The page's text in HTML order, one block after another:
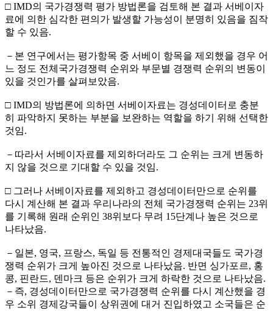
□ IMD의 국가경쟁력 평가 방법론을 검토해 본 결과 서베이자
료에 의한 심각한 편의가 발생할 가능성이 분명히 있음을 짐작
할 수 있음.
－본 연구에서는 평가항목 중 서베이 항목을 제외했을 경우 어
느 정도 전체국가경쟁력 순위와 부문별 경쟁력 순위의 변동이
있을 것인가를 살펴보았음.
□ IMD의 방법론에 의하면 서베이자료는 경성데이터로 충분
히 파악하지 못하는 부분을 보완하는 역할을 하기 위해 선택한
것임.
－따라서 서베이자료를 제외하더라도 그 순위는 크게 변동하
지 않을 것으로 기대할 수 있을 것임.
□ 그러나 서베이자료를 제외하고 경성데이터만으로 순위를
다시 계산해 본 결과 우리나라의 전체 국가경쟁력 순위는 23위
를 기록해 원래 순위인 38위보다 무려 15단계나 높은 것으로
나타났음.
－일본, 영국, 프랑스, 독일 등 전통적인 경제대국들도 국가경
쟁력 순위가 크게 높아진 것으로 나타났음. 반면 싱가포르, 홍
콩, 핀란드, 덴마크 등은 순위가 크게 하락한 것으로 나타났음.
－즉, 경성데이터만으로 국가경쟁력 순위를 다시 계산했을 경
우 소위 경제강국들이 상위권에 대거 진입하였고 소국들은 순